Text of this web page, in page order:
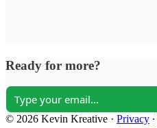
Ready for more?
© 2026 Kevin Kreative · Privacy ∙